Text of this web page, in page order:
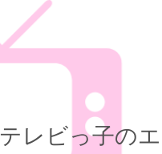
テレビっ子の